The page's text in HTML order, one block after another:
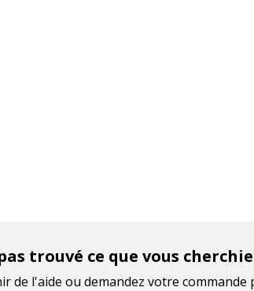
trouvé ce que vous
de l'aide ou demandez votre commande